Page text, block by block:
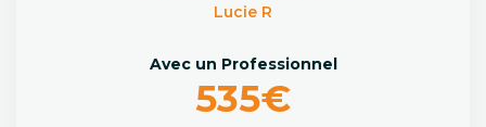
Lucie R
Avec un Professionnel
535€